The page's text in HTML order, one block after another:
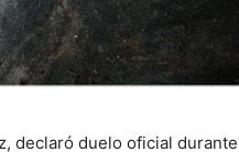
declaró duelo oficial